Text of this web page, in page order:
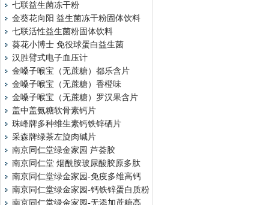
七联益生菌冻干粉
金葵花向阳 益生菌冻干粉固体饮料
七联活性益生菌粉固体饮料
葵花小博士 免役球蛋白益生菌
汉胜臂式电子血压计
金嗓子喉宝（无蔗糖）都乐含片
金嗓子喉宝（无蔗糖）香橙味
金嗓子喉宝（无蔗糖）罗汉果含片
盖中盖氨糖软骨素钙片
珠峰牌多种维生素钙铁锌硒片
采森牌绿茶左旋肉碱片
南京同仁堂绿金家园 芦荟胶
南京同仁堂 烟酰胺玻尿酸胶原多肽
南京同仁堂绿金家园-免疫多维高钙
南京同仁堂绿金家园-钙铁锌蛋白质粉
南京同仁堂绿金家园-无添加蔗糖高